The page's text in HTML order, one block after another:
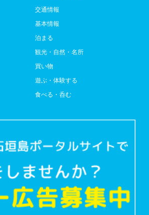
交通情報
基本情報
泊まる
観光・自然・名所
買い物
遊ぶ・体験する
食べる・呑む